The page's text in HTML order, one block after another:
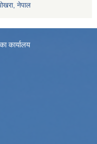
नेपाल
कार्यालय